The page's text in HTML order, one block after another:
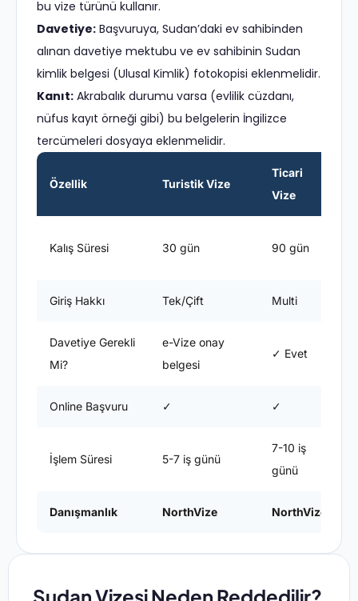
bu vize türünü kullanır.
Davetiye: Başvuruya, Sudan’daki ev sahibinden
alınan davetiye mektubu ve ev sahibinin Sudan
kimlik belgesi (Ulusal Kimlik) fotokopisi eklenmelidir.
Kanıt: Akrabalık durumu varsa (evlilik cüzdanı,
nüfus kayıt örneği gibi) bu belgelerin İngilizce
tercümeleri dosyaya eklenmelidir.
Özellik Turistik Vize
Ticari
Vize
Kalış Süresi 30 gün 90 gün
Giriş Hakkı Tek/Çift Multi
Davetiye Gerekli
Mi?
e-Vize onay
belgesi
✓ Evet
Online Başvuru ✓ ✓
İşlem Süresi 5-7 iş günü
7-10 iş
günü
Danışmanlık NorthVize NorthVize